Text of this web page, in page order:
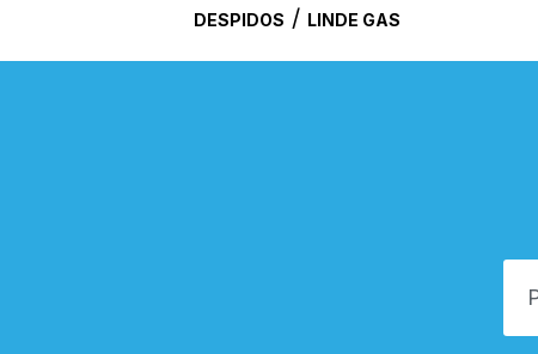
DESPIDOS / LINDE GAS